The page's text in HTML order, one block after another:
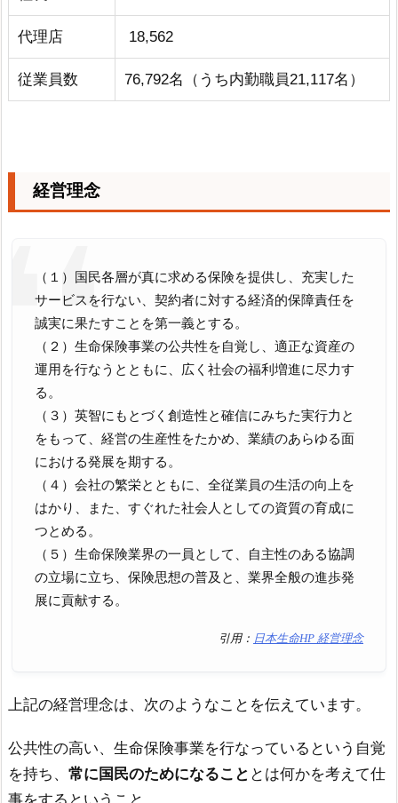
代理店 18,562
従業員数 76,792名（うち内勤職員21,117名）
経営理念
（１）国民各層が真に求める保険を提供し、充実した
サービスを行ない、契約者に対する経済的保障責任を
誠実に果たすことを第一義とする。
（２）生命保険事業の公共性を自覚し、適正な資産の
運用を行なうとともに、広く社会の福利増進に尽力す
る。
（３）英智にもとづく創造性と確信にみちた実行力と
をもって、経営の生産性をたかめ、業績のあらゆる面
における発展を期する。
（４）会社の繁栄とともに、全従業員の生活の向上を
はかり、また、すぐれた社会人としての資質の育成に
つとめる。
（５）生命保険業界の一員として、自主性のある協調
の立場に立ち、保険思想の普及と、業界全般の進歩発
展に貢献する。
引用： 日本生命HP 経営理念
上記の経営理念は、次のようなことを伝えています。
公共性の高い、生命保険事業を行なっているという自覚
を持ち、 常に国民のためになること とは何かを考えて仕